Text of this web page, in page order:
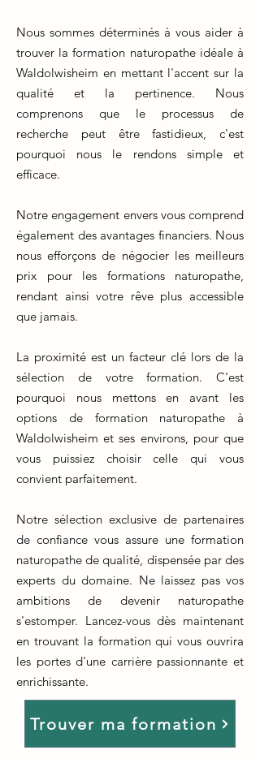
Nous sommes déterminés à vous aider à
trouver la formation naturopathe idéale à
Waldolwisheim en mettant l'accent sur la
qualité et la pertinence. Nous
comprenons que le processus de
recherche peut être fastidieux, c'est
pourquoi nous le rendons simple et
efficace.
Notre engagement envers vous comprend
également des avantages financiers. Nous
nous efforçons de négocier les meilleurs
prix pour les formations naturopathe,
rendant ainsi votre rêve plus accessible
que jamais.
La proximité est un facteur clé lors de la
sélection de votre formation. C'est
pourquoi nous mettons en avant les
options de formation naturopathe à
Waldolwisheim et ses environs, pour que
vous puissiez choisir celle qui vous
convient parfaitement.
Notre sélection exclusive de partenaires
de confiance vous assure une formation
naturopathe de qualité, dispensée par des
experts du domaine. Ne laissez pas vos
ambitions de devenir naturopathe
s'estomper. Lancez-vous dès maintenant
en trouvant la formation qui vous ouvrira
les portes d'une carrière passionnante et
enrichissante.
Trouver ma formation